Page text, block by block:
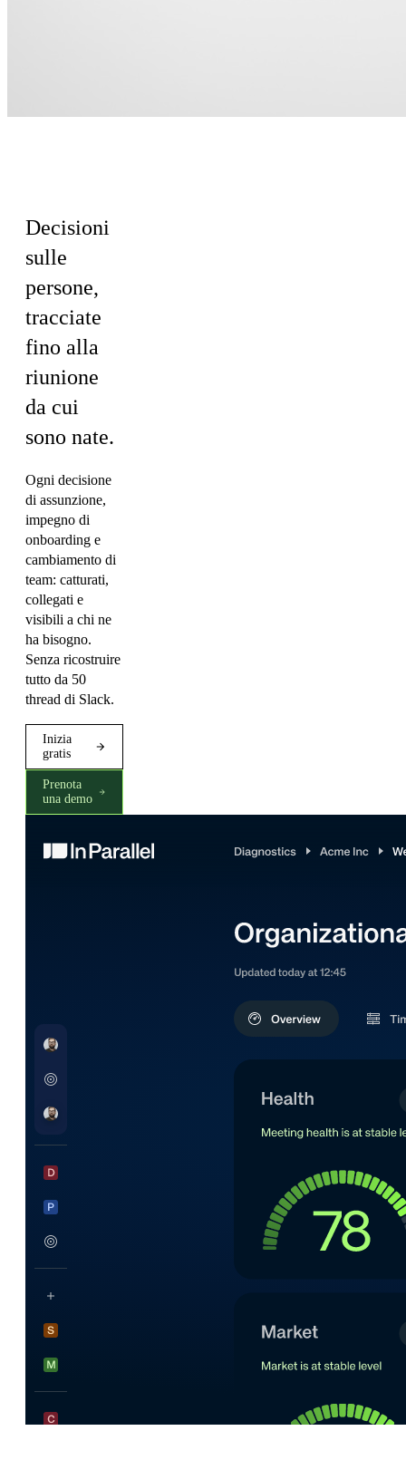
Decisioni
sulle
persone,
tracciate
fino alla
riunione
da cui
sono nate.
Ogni decisione
di assunzione,
impegno di
onboarding e
cambiamento di
team: catturati,
collegati e
visibili a chi ne
ha bisogno.
Senza ricostruire
tutto da 50
thread di Slack.
Inizia
gratis
Prenota
una demo